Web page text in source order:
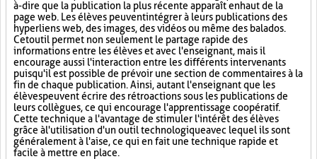
à-dire que la publication la plus récente apparaît en haut de la
page web. Les élèves peuvent intégrer à leurs publications des
hyperliens web, des images, des vidéos ou même des balados.
Cet outil permet non seulement le partage rapide des
informations entre les élèves et avec l'enseignant, mais il
encourage aussi l'interaction entre les différents intervenants
puisqu'il est possible de prévoir une section de commentaires à la
fin de chaque publication. Ainsi, autant l'enseignant que les
élèves peuvent écrire des rétroactions sous les publications de
leurs collègues, ce qui encourage l'apprentissage coopératif.
Cette technique a l'avantage de stimuler l'intérêt des élèves
grâce à l'utilisation d'un outil technologique avec lequel ils sont
généralement à l'aise, ce qui en fait une technique rapide et
facile à mettre en place.